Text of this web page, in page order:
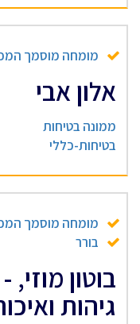
מומחה מוסמך
אלון אבי
ממונה בטיחות
בטיחות-כללי
מומחה מוסמך
בורר
בוטון מוזי,
גיהות